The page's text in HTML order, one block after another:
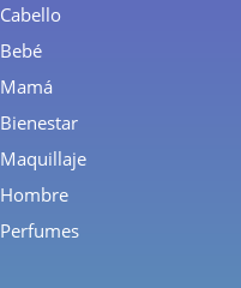
Cabello
Bebé
Mamá
Bienestar
Maquillaje
Hombre
Perfumes